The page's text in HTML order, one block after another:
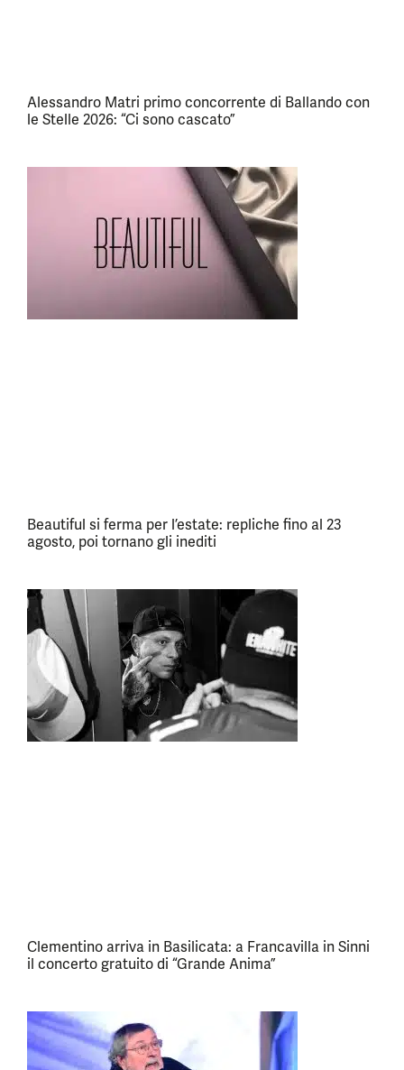
Alessandro Matri primo concorrente di Ballando con
le Stelle 2026: “Ci sono cascato”
Beautiful si ferma per l’estate: repliche fino al 23
agosto, poi tornano gli inediti
Clementino arriva in Basilicata: a Francavilla in Sinni
il concerto gratuito di “Grande Anima”